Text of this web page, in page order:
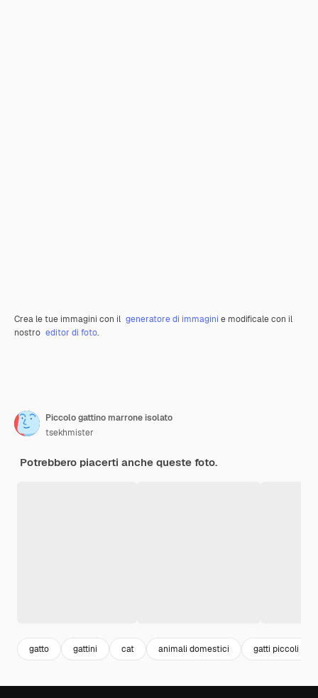
Crea le tue immagini con il generatore di immagini e modificale con il
nostro editor di foto.
Piccolo gattino marrone isolato
tsekhmister
Potrebbero piacerti anche queste foto.
gatto gattini cat animali domestici gatti piccoli